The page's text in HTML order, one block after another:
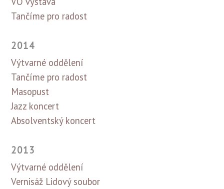
Tančíme pro radost
2014
Výtvarné oddělení
Tančíme pro radost
Masopust
Jazz koncert
Absolventský koncert
2013
Výtvarné oddělení
Vernisáž Lidový soubor